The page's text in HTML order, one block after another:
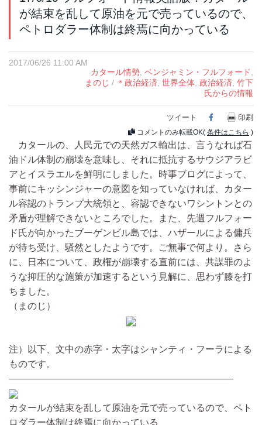
が結束を乱して原油を元で売っているので、
ペトロダラー体制は終焉に向かっている
2017/06/26 11:00 AM
カタール情勢, ベンジャミン・フルフォード,
まのじ / ＊政治経済, 世界全体, 政治経済, 竹下
氏からの情報
ツイート Facebook
印刷
コメントのみ転載OK( 条件はこちら )
カタールの、人民元での天然ガス輸出は、言うなれば石
油ドル体制の崩壊を意味し、それに抵抗するサウジアラビ
アとイスラエルを鮮明にしました。時事ブログによって、
事前にキッシンジャーの意図を知っていなければ、カター
ル容認のトランプ大統領と、容認できないワシントンとの
矛盾が理解できないところでした。また、先週フルフォー
ド氏が向かったブーゲンビル島では、ハザールによる傭兵
が待ち受け、騒然としたようです。ご無事で何より。さら
に、日本について、政権が崩壊する直前には、共謀罪のよ
うな抑圧的な施策が加速するという見解に、思わず膝を打
ちました。
（まのじ）
注）以下、文中の赤字・太字はシャンティ・フーラによる
ものです。
――――――――――――――――――――――――
カタールが結束を乱して原油を元で売っているので、ペト
ロダラー体制は終焉に向かっている